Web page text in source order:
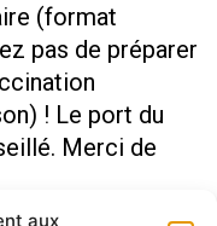
aux
(format
pas de préparer
! Le port du
Merci de